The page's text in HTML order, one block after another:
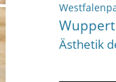
Ästhetik